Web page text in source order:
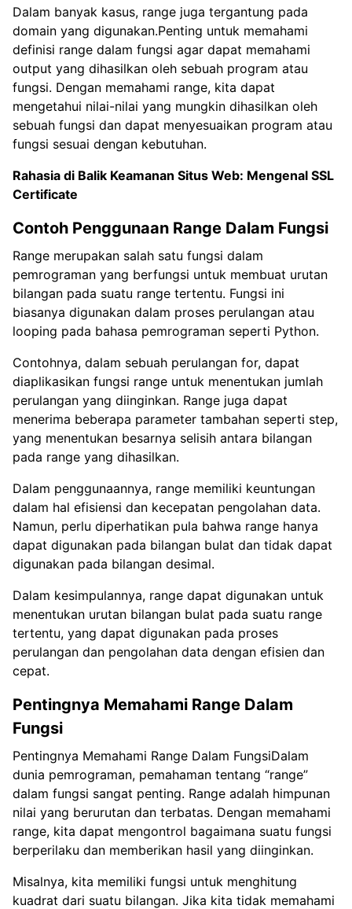
Dalam banyak kasus, range juga tergantung pada
domain yang digunakan.Penting untuk memahami
definisi range dalam fungsi agar dapat memahami
output yang dihasilkan oleh sebuah program atau
fungsi. Dengan memahami range, kita dapat
mengetahui nilai-nilai yang mungkin dihasilkan oleh
sebuah fungsi dan dapat menyesuaikan program atau
fungsi sesuai dengan kebutuhan.
Rahasia di Balik Keamanan Situs Web: Mengenal SSL
Certificate
Contoh Penggunaan Range Dalam Fungsi
Range merupakan salah satu fungsi dalam
pemrograman yang berfungsi untuk membuat urutan
bilangan pada suatu range tertentu. Fungsi ini
biasanya digunakan dalam proses perulangan atau
looping pada bahasa pemrograman seperti Python.
Contohnya, dalam sebuah perulangan for, dapat
diaplikasikan fungsi range untuk menentukan jumlah
perulangan yang diinginkan. Range juga dapat
menerima beberapa parameter tambahan seperti step,
yang menentukan besarnya selisih antara bilangan
pada range yang dihasilkan.
Dalam penggunaannya, range memiliki keuntungan
dalam hal efisiensi dan kecepatan pengolahan data.
Namun, perlu diperhatikan pula bahwa range hanya
dapat digunakan pada bilangan bulat dan tidak dapat
digunakan pada bilangan desimal.
Dalam kesimpulannya, range dapat digunakan untuk
menentukan urutan bilangan bulat pada suatu range
tertentu, yang dapat digunakan pada proses
perulangan dan pengolahan data dengan efisien dan
cepat.
Pentingnya Memahami Range Dalam
Fungsi
Pentingnya Memahami Range Dalam FungsiDalam
dunia pemrograman, pemahaman tentang “range”
dalam fungsi sangat penting. Range adalah himpunan
nilai yang berurutan dan terbatas. Dengan memahami
range, kita dapat mengontrol bagaimana suatu fungsi
berperilaku dan memberikan hasil yang diinginkan.
Misalnya, kita memiliki fungsi untuk menghitung
kuadrat dari suatu bilangan. Jika kita tidak memahami